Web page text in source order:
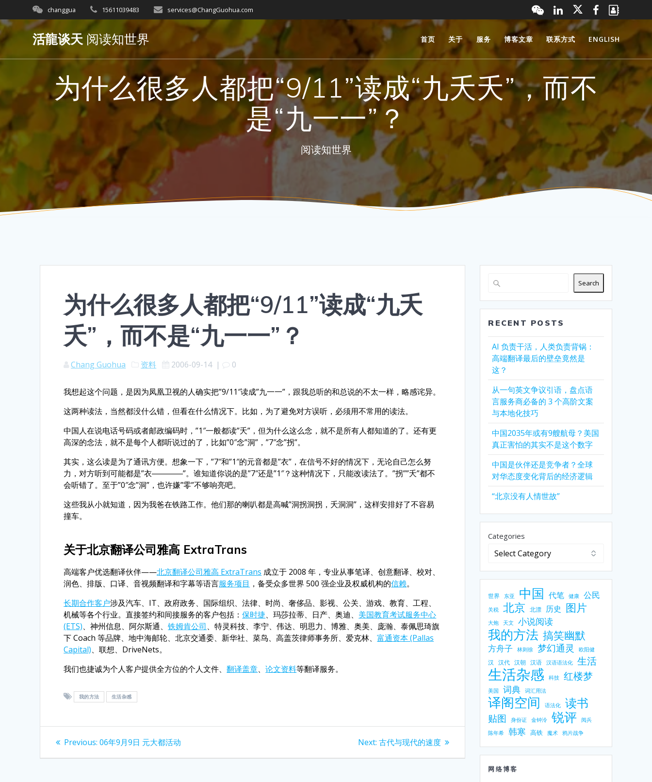
to
content
changgua 15611039483 services@ChangGuohua.com
活龍谈天阅读知世界 首页 关于 服务 博客文章 联系方式 ENGLISH
为什么很多人都把“9/11”读成“九夭夭”，而不
是“九一一”？
阅读知世界
为什么很多人都把“9/11”读成“九夭
夭”，而不是“九一一”？
Chang Guohua 资料 2006-09-14| 0
我想起这个问题，是因为凤凰卫视的人确实把”9/11″读成”九一一”，跟我总听的和总说的不太一样，略感诧异。
这两种读法，当然都没什么错，但看在什么情况下。比如，为了避免对方误听，必须用不常用的读法。
中国人在说电话号码或者邮政编码时，”1″一般都读”夭”，但为什么这么念，就不是所有人都知道的了。还有更
高深的念法，就不是每个人都听说过的了，比如”0″念”洞”，”7″念”拐”。
其实，这么读是为了通讯方便。想象一下，”7″和”1″的元音都是”衣”，在信号不好的情况下，无论自己怎么努
力，对方听到可能都是”衣――――”。谁知道你说的是”7″还是”1″？这种情况下，只能改读法了。”拐””夭”都不
会听错了。至于”0″念”洞”，也许嫌”零”不够响亮吧。
这些我从小就知道，因为我爸在铁路工作。他们那的喇叭都是高喊”洞拐洞拐，夭洞洞”，这样安排好了不容易
撞车。
关于北京翻译公司雅高 ExtraTrans
高端客户优选翻译伙伴——北京翻译公司雅高 ExtraTrans 成立于 2008 年，专业从事笔译、创意翻译、校对、
润色、排版、口译、音视频翻译和字幕等语言服务项目 ，备受众多世界 500 强企业及权威机构的信赖。
长期合作客户涉及汽车、IT、政府政务、国际组织、法律、时尚、奢侈品、影视、公关、游戏、教育、工程、
机械等各个行业。直接签约和间接服务的客户包括：保时捷、玛莎拉蒂、日产、奥迪、 美国教育考试服务中心
(ETS)、神州信息、阿尔斯通、铁姆肯公司、特灵科技、李宁、伟达、明思力、博雅、奥美、庞瀚、泰佩思琦旗
下 Coach 等品牌、地中海邮轮、北京交通委、新华社、菜鸟、高盖茨律师事务所、爱克林、富通资本 (Pallas
Capital)、联想、DriveNets。
我们也捷诚为个人客户提供全方位的个人文件、翻译盖章、论文资料等翻译服务。
我的方法 生活杂感
Post
navigation
Previous: Previous
06年9月9日 元大都活动 Next: Next
古代与现代的速度
Search
RECENT POSTS
AI 负责干活，人类负责背锅：
高端翻译最后的壁垒竟然是
这？
从一句英文争议引语，盘点语
言服务商必备的 3 个高阶文案
与本地化技巧
中国2035年或有9艘航母？美国
真正害怕的其实不是这个数字
中国是伙伴还是竞争者？全球
对华态度变化背后的经济逻辑
“北京没有人情世故”
Categories
世界 东亚 中国 代笔 健康 公民
关税 北京 北漂 历史 图片
大炮 天文 小说阅读
我的方法 搞笑幽默
方舟子 林则徐 梦幻通灵 欧阳健
汉 汉代 汉朝 汉语 汉语语法化 生活
生活杂感 科技 红楼梦
美国 词典 词汇用法
译阁空间 语法化 读书
贴图 身份证 金钟泠 锐评
阅兵
陈年希
韩寒 高铁 魔术 鸦片战争
网络博客